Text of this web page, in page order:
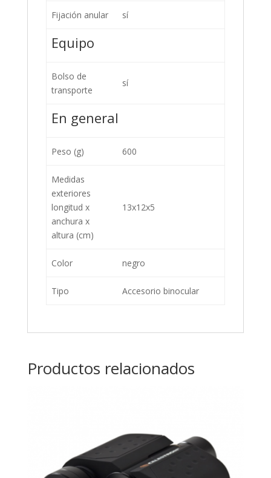
Fijación anular sí
Equipo
Bolso de
transporte
sí
En general
Peso (g) 600
Medidas
exteriores
longitud x
anchura x
altura (cm)
13x12x5
Color negro
Tipo Accesorio binocular
Productos relacionados